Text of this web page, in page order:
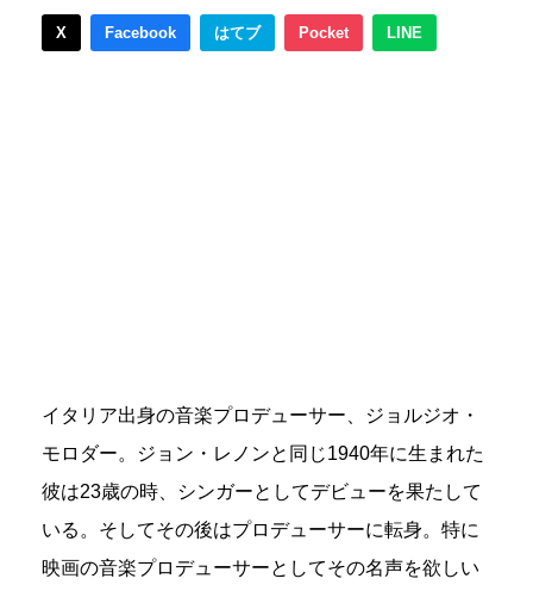
X Facebook はてブ Pocket LINE
イタリア出身の音楽プロデューサー、ジョルジオ・
モロダー。ジョン・レノンと同じ1940年に生まれた
彼は23歳の時、シンガーとしてデビューを果たして
いる。そしてその後はプロデューサーに転身。特に
映画の音楽プロデューサーとしてその名声を欲しい